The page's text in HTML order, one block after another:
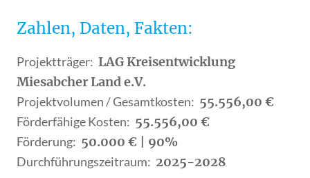
Zahlen, Daten, Fakten:
Projektträger: ,LAG Kreisentwicklung
Miesabcher Land e.V.
Projektvolumen / Gesamtkosten: 55.556,00 €
Förderfähige Kosten: 55.556,00 €
Förderung: 50.000 € | 90%
Durchführungszeitraum: 2025-2028